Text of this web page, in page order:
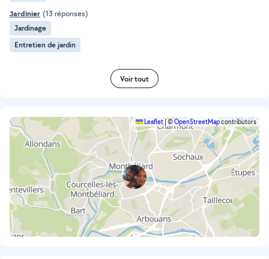
Jardinier (13 réponses)
Jardinage
Entretien de jardin
Voir tout
Leaflet|©OpenStreetMapcontributors